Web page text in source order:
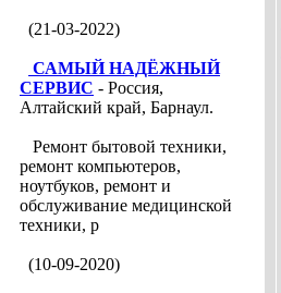
(21-03-2022)
САМЫЙ НАДЁЖНЫЙ
СЕРВИС - Россия,
Алтайский край, Барнаул.
Ремонт бытовой техники,
ремонт компьютеров,
ноутбуков, ремонт и
обслуживание медицинской
техники, р
(10-09-2020)